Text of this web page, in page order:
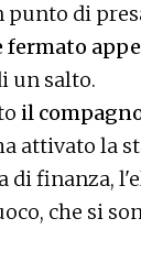
punto di
fermato
un salto.
il
attivato la
di finanza,
che si